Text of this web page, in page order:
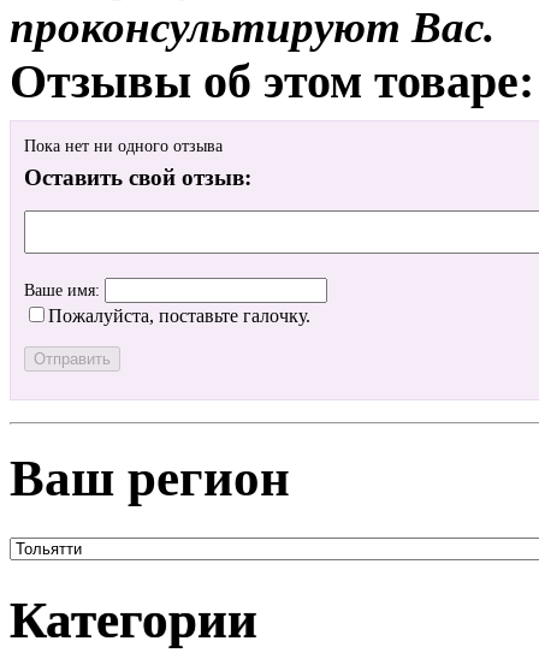
проконсультируют Вас.
Отзывы об этом товаре:
Пока нет ни одного отзыва
Оставить свой отзыв:
Ваше имя:
Пожалуйста, поставьте галочку.
Ваш регион
Категории